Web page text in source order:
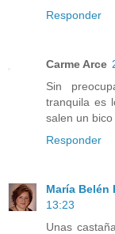
Responder
Carme Arce
Sin
tranquila es
salen un bico
Responder
María Belén
13:23
Unas